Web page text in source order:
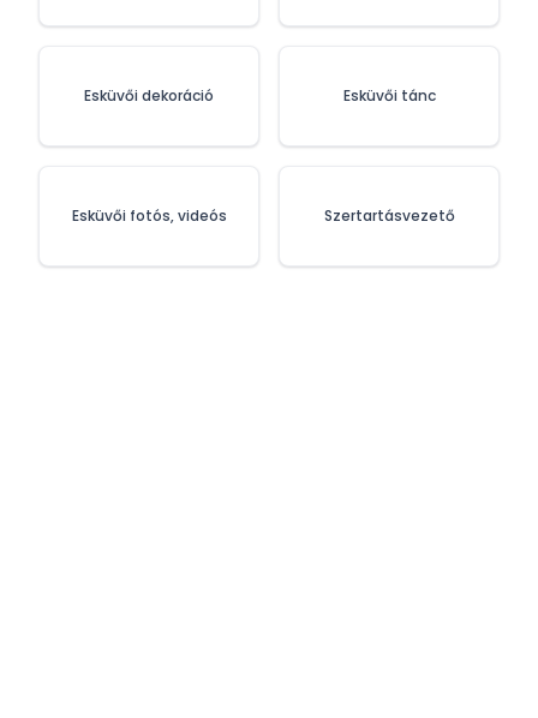
Esküvői dekoráció
Esküvői fotós, videós
Esküvői tánc
Szertartásvezető